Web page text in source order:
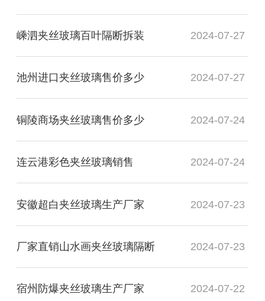
嵊泗夹丝玻璃百叶隔断拆装 2024-07-27
池州进口夹丝玻璃售价多少 2024-07-27
铜陵商场夹丝玻璃售价多少 2024-07-24
连云港彩色夹丝玻璃销售 2024-07-24
安徽超白夹丝玻璃生产厂家 2024-07-23
厂家直销山水画夹丝玻璃隔断 2024-07-23
宿州防爆夹丝玻璃生产厂家 2024-07-22